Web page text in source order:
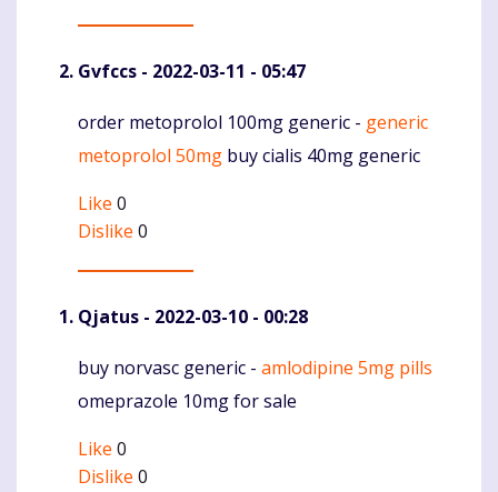
Gvfccs - 2022-03-11 - 05:47
Komentaras
order metoprolol 100mg generic - generic
metoprolol 50mg buy cialis 40mg generic
Like 0
Dislike 0
Qjatus - 2022-03-10 - 00:28
Komentaras
buy norvasc generic - amlodipine 5mg pills
omeprazole 10mg for sale
Like 0
Dislike 0